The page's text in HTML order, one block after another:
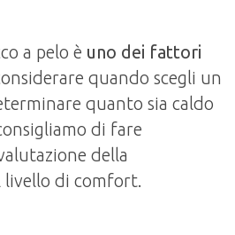
a pelo è uno dei fattori
quando scegli un
quanto sia caldo
di fare
della
livello di comfort.